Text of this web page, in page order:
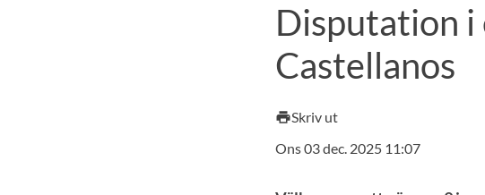
Kursplaner Välkomstbrev
Disputation i
Castellanos
printSkriv ut
Ons 03 dec. 2025 11:07